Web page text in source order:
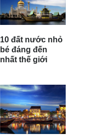
10 đất nước nhỏ
bé đáng đến
nhất thế giới